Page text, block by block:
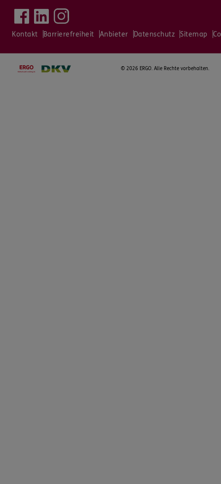
Kontakt Barrierefreiheit Anbieter Datenschutz Sitemap
© 2026 ERGO. Alle Rechte vorbehalten.